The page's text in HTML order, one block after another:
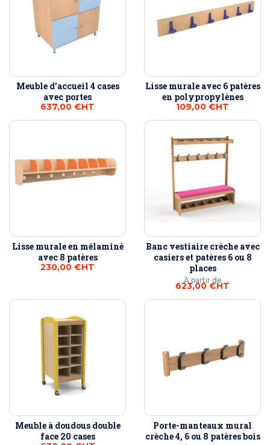
Meuble d'accueil 4 cases
avec portes
637,00 €HT
Lisse murale avec 6 patères
en polypropylènes
109,00 €HT
Lisse murale en mélaminé
avec 8 patères
230,00 €HT
Banc vestiaire crèche avec
casiers et patères 6 ou 8
places
À partir de
623,00 €HT
Meuble à doudous double
face 20 cases
Porte-manteaux mural
crèche 4, 6 ou 8 patères bois